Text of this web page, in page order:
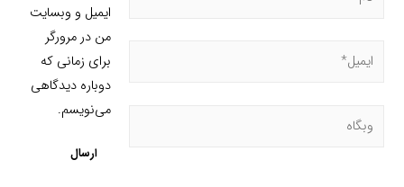
ایمیل و وبسایت
من در مرورگر
برای زمانی که
دوباره دیدگاهی
می‌نویسم.